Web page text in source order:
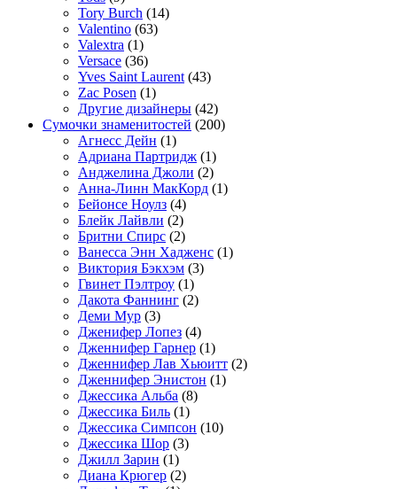
Tory Burch (14)
Valentino (63)
Valextra (1)
Versace (36)
Yves Saint Laurent (43)
Zac Posen (1)
Другие дизайнеры (42)
Сумочки знаменитостей (200)
Агнесс Дейн (1)
Адриана Партридж (1)
Анджелина Джоли (2)
Анна-Линн МакКорд (1)
Бейонсе Ноулз (4)
Блейк Лайвли (2)
Бритни Спирс (2)
Ванесса Энн Хадженс (1)
Виктория Бэкхэм (3)
Гвинет Пэлтроу (1)
Дакота Фаннинг (2)
Деми Мур (3)
Дженифер Лопез (4)
Дженнифер Гарнер (1)
Дженнифер Лав Хьюитт (2)
Дженнифер Энистон (1)
Джессика Альба (8)
Джессика Биль (1)
Джессика Симпсон (10)
Джессика Шор (3)
Джилл Зарин (1)
Диана Крюгер (2)